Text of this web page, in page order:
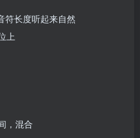
符长度听起来自然
上
，混合